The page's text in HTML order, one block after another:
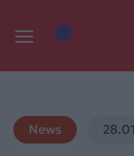
News